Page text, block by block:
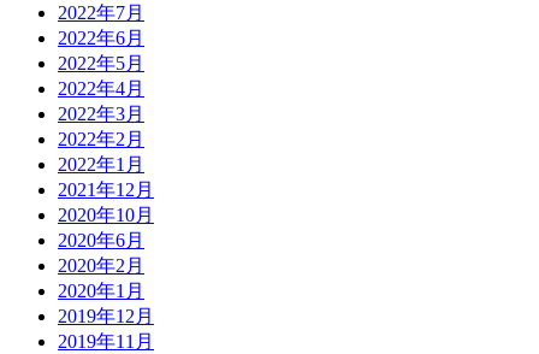
2022年7月
2022年6月
2022年5月
2022年4月
2022年3月
2022年2月
2022年1月
2021年12月
2020年10月
2020年6月
2020年2月
2020年1月
2019年12月
2019年11月